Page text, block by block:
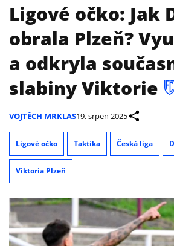
Ligové očko: Jak
obrala Plzeň?
a odkryla
slabiny Viktorie
VOJTĚCH MRKLAS19. srpen 2025
Ligové očko Taktika Česká liga
Viktoria Plzeň